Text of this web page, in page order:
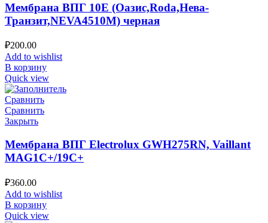
Мембрана ВПГ 10Е (Оазис,Roda,Нева-
Транзит,NEVA4510M) черная
₽200.00
Add to wishlist
В корзину
Quick view
Сравнить
Сравнить
Закрыть
Мембрана ВПГ Electrolux GWH275RN, Vaillant
MAG1C+/19C+
₽360.00
Add to wishlist
В корзину
Quick view